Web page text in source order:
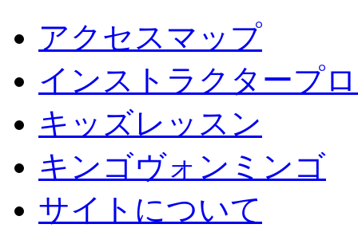
アクセスマップ
インストラクタープ
キッズレッスン
キンゴヴォンミンゴ
サイトについて